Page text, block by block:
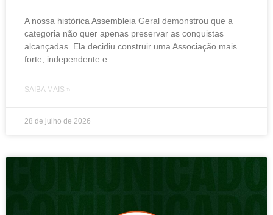
A nossa histórica Assembleia Geral demonstrou que a
categoria não quer apenas preservar as conquistas
alcançadas. Ela decidiu construir uma Associação mais
forte, independente e
SAIBA MAIS »
28 de julho de 2026